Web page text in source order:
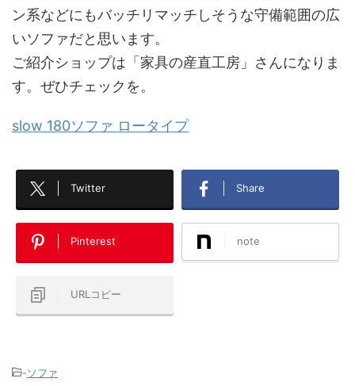
ン系などにもバッチリマッチしそうな守備範囲の広
いソファだと思います。
ご紹介ショップは「家具の産直工房」さんになりま
す。ぜひチェックを。
slow 180ソファ ロータイプ
Twitter Share
Pinterest note
URLコピー
-ソファ